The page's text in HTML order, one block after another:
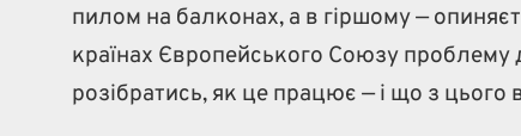
пилом на балконах, а в гіршому —
країнах Європейського Союзу
розібратись, як це працює — і що з цього